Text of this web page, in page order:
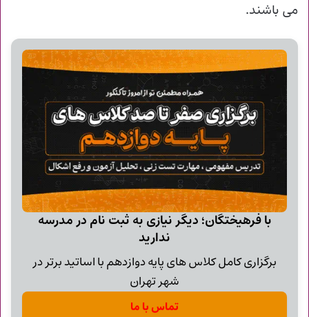
می باشند.
با فرهیختگان؛ دیگر نیازی به ثبت نام در مدرسه
ندارید
برگزاری کامل کلاس های پایه دوازدهم با اساتید برتر در
شهر تهران
تماس با ما